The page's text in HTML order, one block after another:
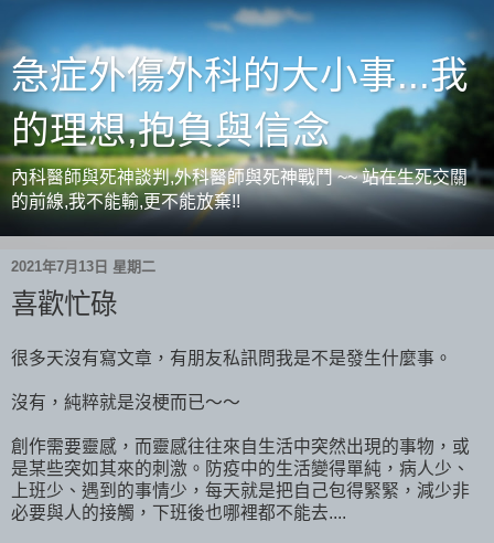
急症外傷外科的大小事...我
的理想,抱負與信念
內科醫師與死神談判,外科醫師與死神戰鬥 ~~ 站在生死交關
的前線,我不能輸,更不能放棄!!
2021年7月13日 星期二
喜歡忙碌
很多天沒有寫文章，有朋友私訊問我是不是發生什麼事。
沒有，純粹就是沒梗而已～～
創作需要靈感，而靈感往往來自生活中突然出現的事物，或
是某些突如其來的刺激。防疫中的生活變得單純，病人少、
上班少、遇到的事情少，每天就是把自己包得緊緊，減少非
必要與人的接觸，下班後也哪裡都不能去....